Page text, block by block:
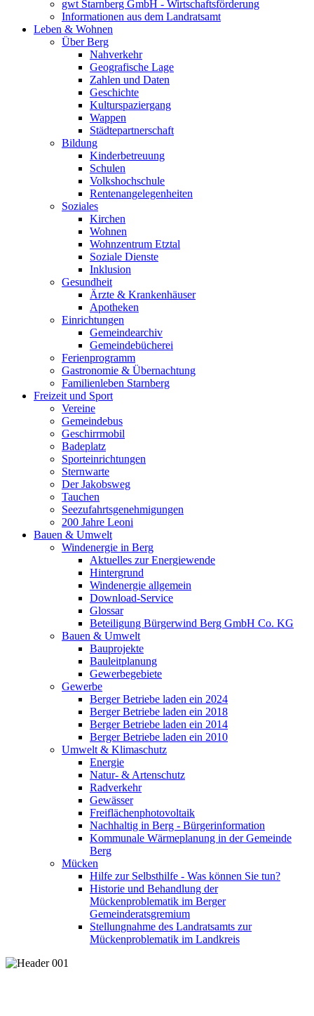
gwt Starnberg GmbH - Wirtschaftsförderung
Informationen aus dem Landratsamt
Leben & Wohnen
Über Berg
Nahverkehr
Geografische Lage
Zahlen und Daten
Geschichte
Kulturspaziergang
Wappen
Städtepartnerschaft
Bildung
Kinderbetreuung
Schulen
Volkshochschule
Rentenangelegenheiten
Soziales
Kirchen
Wohnen
Wohnzentrum Etztal
Soziale Dienste
Inklusion
Gesundheit
Ärzte & Krankenhäuser
Apotheken
Einrichtungen
Gemeindearchiv
Gemeindebücherei
Ferienprogramm
Gastronomie & Übernachtung
Familienleben Starnberg
Freizeit und Sport
Vereine
Gemeindebus
Geschirrmobil
Badeplatz
Sporteinrichtungen
Sternwarte
Der Jakobsweg
Tauchen
Seezufahrtsgenehmigungen
200 Jahre Leoni
Bauen & Umwelt
Windenergie in Berg
Aktuelles zur Energiewende
Hintergrund
Windenergie allgemein
Download-Service
Glossar
Beteiligung Bürgerwind Berg GmbH Co. KG
Bauen & Umwelt
Bauprojekte
Bauleitplanung
Gewerbegebiete
Gewerbe
Berger Betriebe laden ein 2024
Berger Betriebe laden ein 2018
Berger Betriebe laden ein 2014
Berger Betriebe laden ein 2010
Umwelt & Klimaschutz
Energie
Natur- & Artenschutz
Radverkehr
Gewässer
Freiflächenphotovoltaik
Nachhaltig in Berg - Bürgerinformation
Kommunale Wärmeplanung in der Gemeinde
Berg
Mücken
Hilfe zur Selbsthilfe - Was können Sie tun?
Historie und Behandlung der
Mückenproblematik im Berger
Gemeinderatsgremium
Stellungnahme des Landratsamts zur
Mückenproblematik im Landkreis